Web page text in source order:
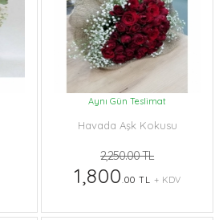
Aynı Gün Teslimat
Havada Aşk Kokusu
2,250.00 TL
1,800.00 TL+ KDV